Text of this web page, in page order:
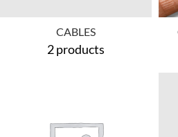
CABLES
2 products